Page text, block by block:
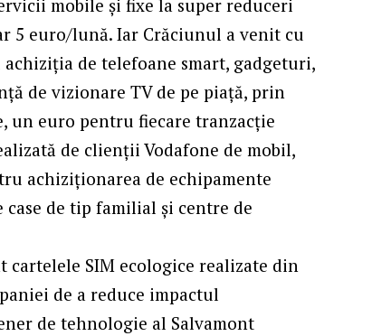
mobile și fixe la super reduceri
5 euro/lună. Iar Crăciunul a venit cu
de telefoane smart, gadgeturi,
de vizionare TV de pe piață, prin
un euro pentru fiecare tranzacție
de clienții Vodafone de mobil,
achiziționarea de echipamente
de tip familial și centre de
SIM ecologice realizate din
de a reduce impactul
de tehnologie al Salvamont